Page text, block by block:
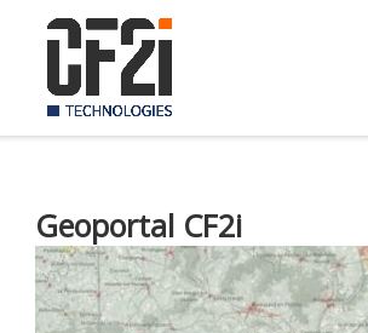
content
Geoportal CF2i